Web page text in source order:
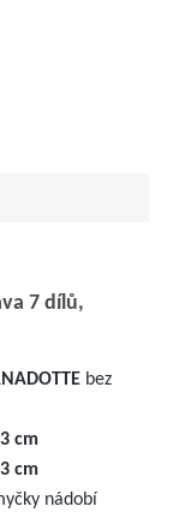
7 dílů,
bez
cm
cm
nádobí